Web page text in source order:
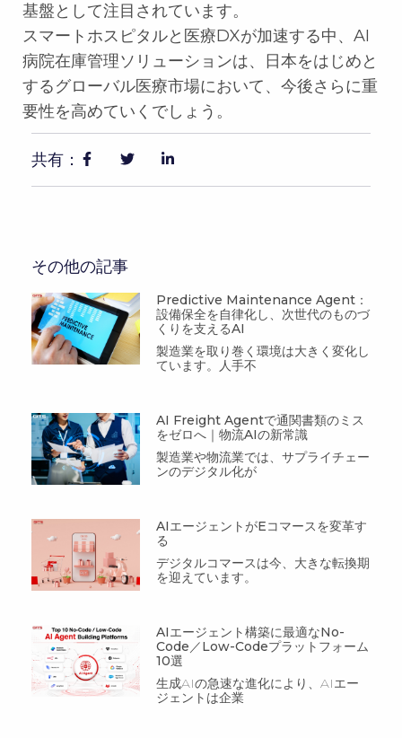
基盤として注目されています。
スマートホスピタルと医療DXが加速する中、AI
病院在庫管理ソリューションは、日本をはじめと
するグローバル医療市場において、今後さらに重
要性を高めていくでしょう。
共有：
その他の記事
Predictive Maintenance Agent：
設備保全を自律化し、次世代のものづ
くりを支えるAI
製造業を取り巻く環境は大きく変化し
ています。人手不
AI Freight Agentで通関書類のミス
をゼロへ｜物流AIの新常識
製造業や物流業では、サプライチェー
ンのデジタル化が
AIエージェントがEコマースを変革す
る
デジタルコマースは今、大きな転換期
を迎えています。
AIエージェント構築に最適なNo-
Code／Low-Codeプラットフォーム
10選
生成AIの急速な進化により、AIエー
ジェントは企業